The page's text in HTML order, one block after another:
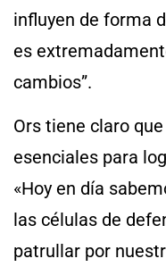
influyen de forma
es
cambios”.
Ors tiene claro
esenciales para
«Hoy en día
las células de
patrullar por